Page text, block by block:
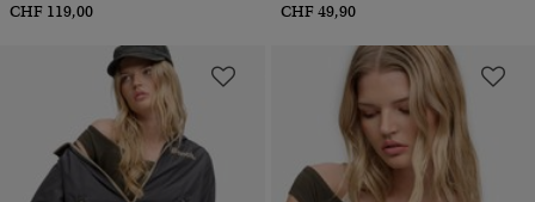
CHF 119,00 CHF 49,90